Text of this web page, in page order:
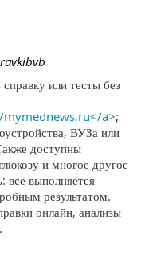
или тесты без
a>;
ВУЗа или
доступны
и многое другое
всё выполняется
результатом.
онлайн, анализы